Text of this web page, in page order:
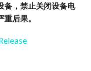
备，禁止关闭设备电
后果。